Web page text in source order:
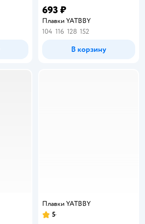
693 ₽
Плавки YATBBY
104 116 128 152
В корзину
Плавки YATBBY
Рейтинг:
5